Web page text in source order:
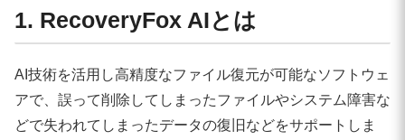
1. RecoveryFox AIとは
AI技術を活用し高精度なファイル復元が可能なソフトウェ
アで、誤って削除してしまったファイルやシステム障害な
どで失われてしまったデータの復旧などをサポートしま